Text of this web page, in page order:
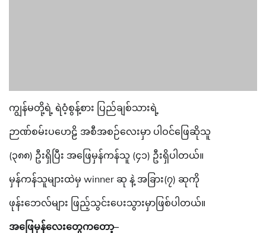
ကျွန်မတို့ရဲ့ ရဲဝံ့စွန့်စား ပြည်ချစ်သားရဲ့
ဉာဏ်စမ်းပဟေဠိ အစီအစဉ်လေးမှာ ပါဝင်ဖြေဆိုသူ
(၃၈၈) ဦးရှိပြီး အဖြေမှန်ကန်သူ (၄၁) ဦးရှိပါတယ်။
မှန်ကန်သူများထဲမှ winner ဆု နဲ့ အခြား(၇) ဆုကို
ဖုန်းဘေလ်များ ဖြည့်သွင်းပေးသွားမှာဖြစ်ပါတယ်။
အဖြေမှန်လေးတွေကတော့–